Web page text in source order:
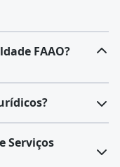
FAAO?
Serviços